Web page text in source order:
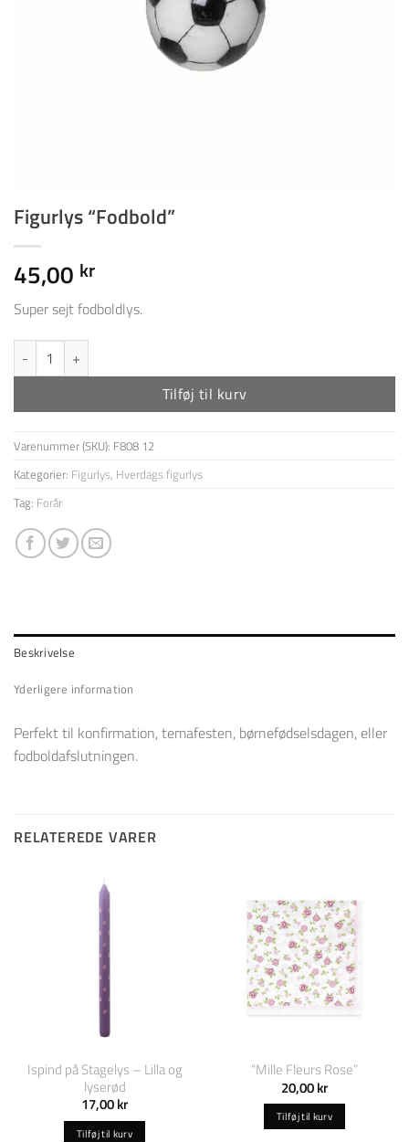
Figurlys “Fodbold”
45,00 kr
Super sejt fodboldlys.
Figurlys "Fodbold" antal
Tilføj til kurv
Varenummer (SKU): F808 12
Kategorier: Figurlys, Hverdags figurlys
Tag: Forår
Beskrivelse
Yderligere information
Perfekt til konfirmation, temafesten, børnefødselsdagen, eller
fodboldafslutningen.
RELATEREDE VARER
Ispind på Stagelys – Lilla og
lyserød
17,00kr
Tilføj til kurv
“Mille Fleurs Rose”
20,00kr
Tilføj til kurv